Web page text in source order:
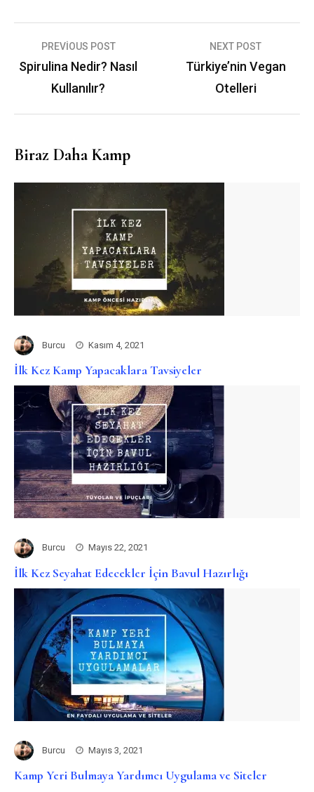
gezinmesi
PREVIOUS POST
Spirulina Nedir? Nasıl
Kullanılır?
NEXT POST
Türkiye’nin Vegan
Otelleri
Biraz Daha Kamp
Burcu Kasım 4, 2021
İlk Kez Kamp Yapacaklara Tavsiyeler
Burcu Mayıs 22, 2021
İlk Kez Seyahat Edecekler İçin Bavul Hazırlığı
Burcu Mayıs 3, 2021
Kamp Yeri Bulmaya Yardımcı Uygulama ve Siteler